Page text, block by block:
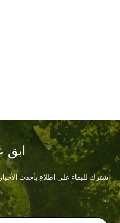
ابق
اشترك للبقاء على اطلاع بأحدث